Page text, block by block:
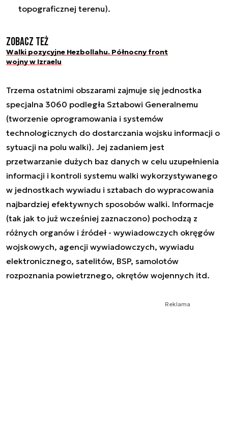
topograficznej terenu).
Zobacz też
Walki pozycyjne Hezbollahu. Północny front
wojny w Izraelu
Trzema ostatnimi obszarami zajmuje się jednostka
specjalna 3060 podległa Sztabowi Generalnemu
(tworzenie oprogramowania i systemów
technologicznych do dostarczania wojsku informacji o
sytuacji na polu walki). Jej zadaniem jest
przetwarzanie dużych baz danych w celu uzupełnienia
informacji i kontroli systemu walki wykorzystywanego
w jednostkach wywiadu i sztabach do wypracowania
najbardziej efektywnych sposobów walki. Informacje
(tak jak to już wcześniej zaznaczono) pochodzą z
różnych organów i źródeł - wywiadowczych okręgów
wojskowych, agencji wywiadowczych, wywiadu
elektronicznego, satelitów, BSP, samolotów
rozpoznania powietrznego, okrętów wojennych itd.
Reklama